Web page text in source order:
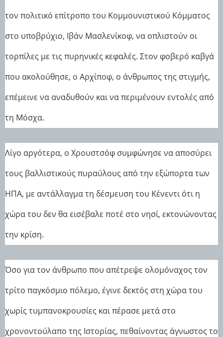
τον πολιτικό επίτροπο του Κομμουνιστικού Κόμματος
στο υποβρύχιο, Ιβάν Μασλενίκοφ, να οπλιστούν οι
τορπίλες με τις πυρηνικές κεφαλές. Στον φοβερό καβγά
που ακολούθησε, ο Αρχίποφ, ο άνθρωπος της στιγμής,
επέμεινε να αναδυθούν και να περιμένουν εντολές από
τη Μόσχα.
Λίγο αργότερα, ο Χρουστσόφ συμφώνησε να αποσύρει
τους βαλλιστικούς πυραύλους από την εξώπορτα των
ΗΠΑ, με αντάλλαγμα τη δέσμευση του Κένεντι ότι η
χώρα του δεν θα εισέβαλε ποτέ στο νησί, εκτονώνοντας
την κρίση.
Όσο για τον άνθρωπο που απέτρεψε ολομόναχος τον
τρίτο παγκόσμιο πόλεμο, έγινε δεκτός στη χώρα του
χωρίς τυμπανοκρουσίες και πέρασε μετά στο
χρονοντούλαπο της Ιστορίας, πεθαίνοντας άγνωστος το